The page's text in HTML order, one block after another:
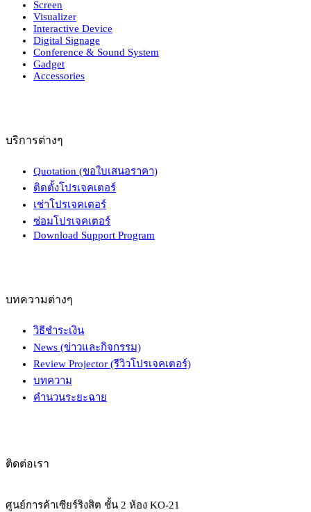
Screen
Visualizer
Interactive Device
Digital Signage
Conference & Sound System
Gadget
Accessories
บริการต่างๆ
Quotation (ขอใบเสนอราคา)
ติดตั้งโปรเจคเตอร์
เช่าโปรเจคเตอร์
ซ่อมโปรเจคเตอร์
Download Support Program
บทความต่างๆ
วิธีชำระเงิน
News (ข่าวและกิจกรรม)
Review Projector (รีวิวโปรเจคเตอร์)
บทความ
คำนวนระยะฉาย
ติดต่อเรา
ศูนย์การค้าเซียร์ริงสิต ชั้น 2 ห้อง KO-21